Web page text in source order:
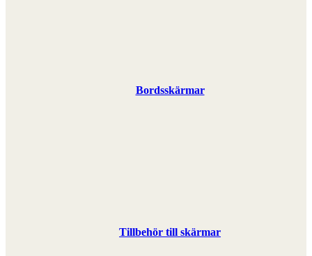
Bordsskärmar
Tillbehör till skärmar